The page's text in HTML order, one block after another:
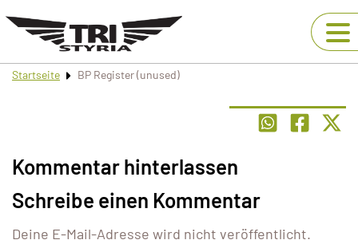
Startseite BP Register (unused)
Kommentar hinterlassen
Schreibe einen Kommentar
Deine E-Mail-Adresse wird nicht veröffentlicht.